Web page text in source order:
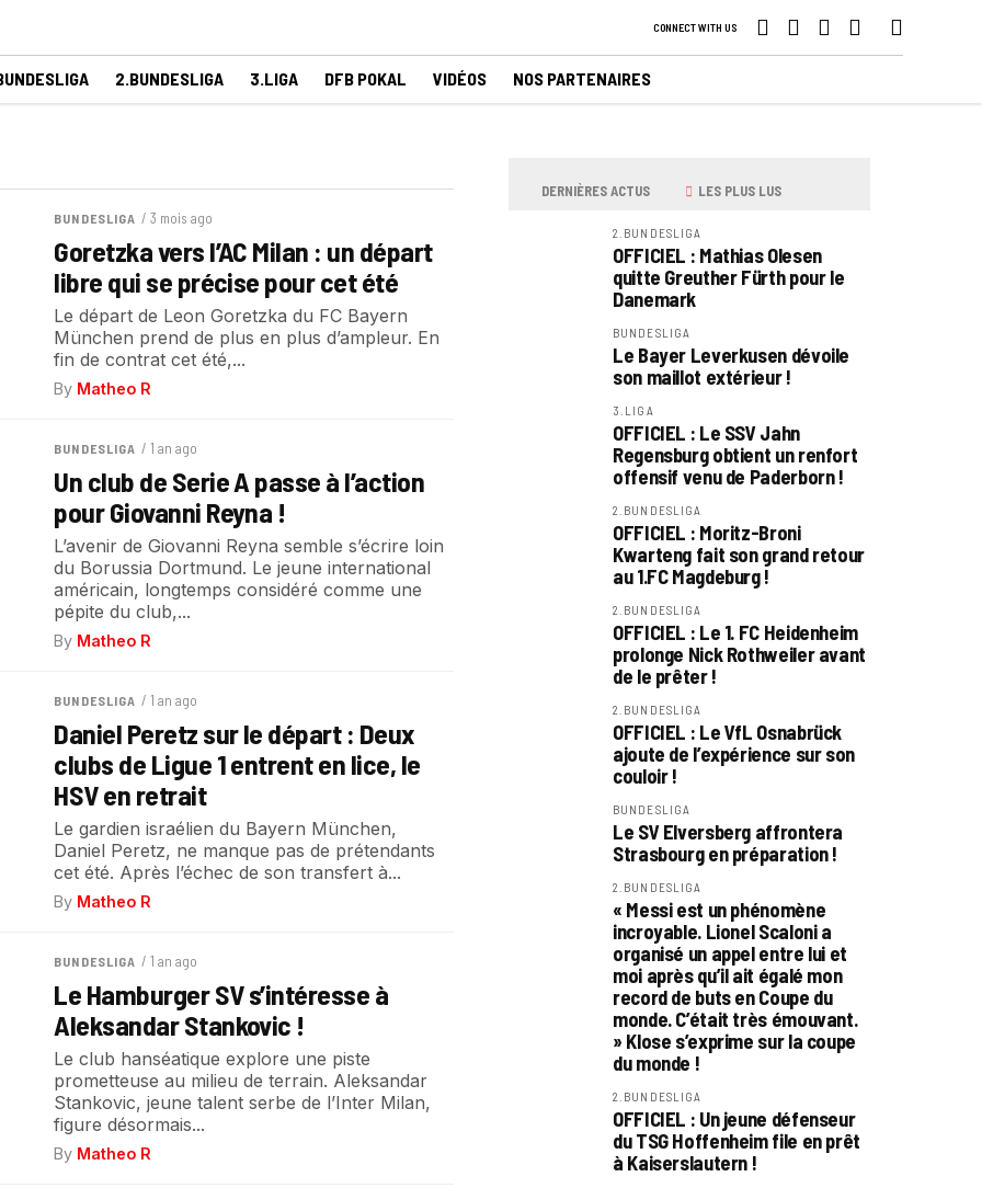
CONNECT WITH US
2.BUNDESLIGA 3.LIGA DFB POKAL VIDÉOS NOS PARTENAIRES
BUNDESLIGA / 3 mois ago
Goretzka vers l’AC Milan : un départ
libre qui se précise pour cet été
Le départ de Leon Goretzka du FC Bayern
München prend de plus en plus d’ampleur. En
fin de contrat cet été,...
By Matheo R
BUNDESLIGA / 1 an ago
Un club de Serie A passe à l’action
pour Giovanni Reyna !
L’avenir de Giovanni Reyna semble s’écrire loin
du Borussia Dortmund. Le jeune international
américain, longtemps considéré comme une
pépite du club,...
By Matheo R
BUNDESLIGA / 1 an ago
Daniel Peretz sur le départ : Deux
clubs de Ligue 1 entrent en lice, le
HSV en retrait
Le gardien israélien du Bayern München,
Daniel Peretz, ne manque pas de prétendants
cet été. Après l’échec de son transfert à...
By Matheo R
BUNDESLIGA / 1 an ago
Le Hamburger SV s’intéresse à
Aleksandar Stankovic !
Le club hanséatique explore une piste
prometteuse au milieu de terrain. Aleksandar
Stankovic, jeune talent serbe de l’Inter Milan,
figure désormais...
By Matheo R
DERNIÈRES ACTUS LES PLUS LUS
2.BUNDESLIGA
OFFICIEL : Mathias Olesen
quitte Greuther Fürth pour le
Danemark
BUNDESLIGA
Le Bayer Leverkusen dévoile
son maillot extérieur !
3.LIGA
OFFICIEL : Le SSV Jahn
Regensburg obtient un renfort
offensif venu de Paderborn !
2.BUNDESLIGA
OFFICIEL : Moritz-Broni
Kwarteng fait son grand retour
au 1.FC Magdeburg !
2.BUNDESLIGA
OFFICIEL : Le 1. FC Heidenheim
prolonge Nick Rothweiler avant
de le prêter !
2.BUNDESLIGA
OFFICIEL : Le VfL Osnabrück
ajoute de l’expérience sur son
couloir !
BUNDESLIGA
Le SV Elversberg affrontera
Strasbourg en préparation !
2.BUNDESLIGA
« Messi est un phénomène
incroyable. Lionel Scaloni a
organisé un appel entre lui et
moi après qu’il ait égalé mon
record de buts en Coupe du
monde. C’était très émouvant.
» Klose s’exprime sur la coupe
du monde !
2.BUNDESLIGA
OFFICIEL : Un jeune défenseur
du TSG Hoffenheim file en prêt
à Kaiserslautern !